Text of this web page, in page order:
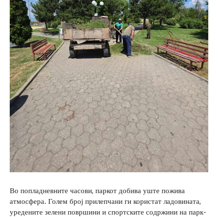
Во попладневните часови, паркот добива уште пожива
атмосфера. Голем број прилепчани ги користат ладовината,
уредените зелени површини и спортските содржини на парк-